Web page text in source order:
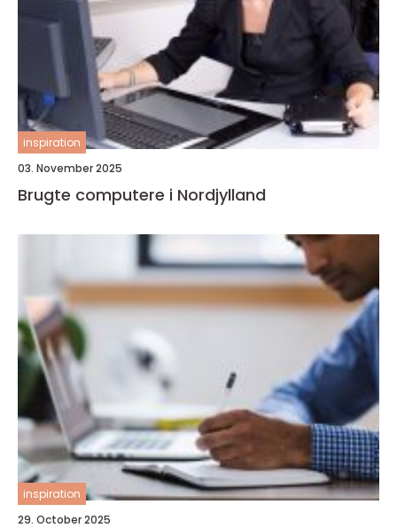
inspiration
03. November 2025
Brugte computere i Nordjylland
inspiration
29. October 2025